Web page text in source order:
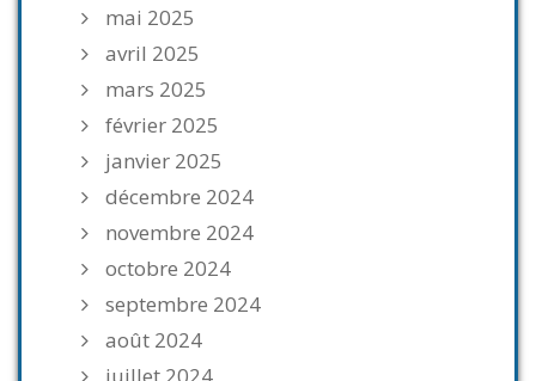
mai 2025
avril 2025
mars 2025
février 2025
janvier 2025
décembre 2024
novembre 2024
octobre 2024
septembre 2024
août 2024